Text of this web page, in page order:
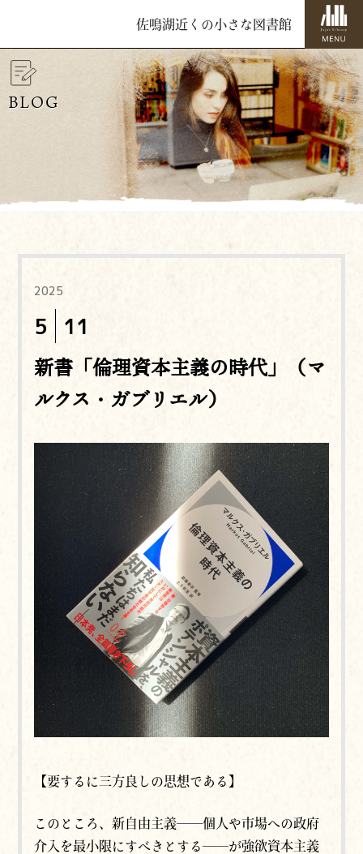
佐鳴湖近くの小さな図書館
BLOG
2025
5 11
新書「倫理資本主義の時代」（マ
ルクス・ガブリエル）
【要するに三方良しの思想である】
このところ、新自由主義──個人や市場への政府
介入を最小限にすべきとする──が強欲資本主義